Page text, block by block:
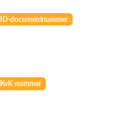
ID-documentnummer
KvK-nummer